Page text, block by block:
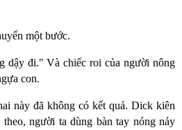
một bước.
dậy đi." Và chiếc roi của người nông
con.
này đã không có kết quả. Dick kiên
người ta dùng bàn tay nóng nảy